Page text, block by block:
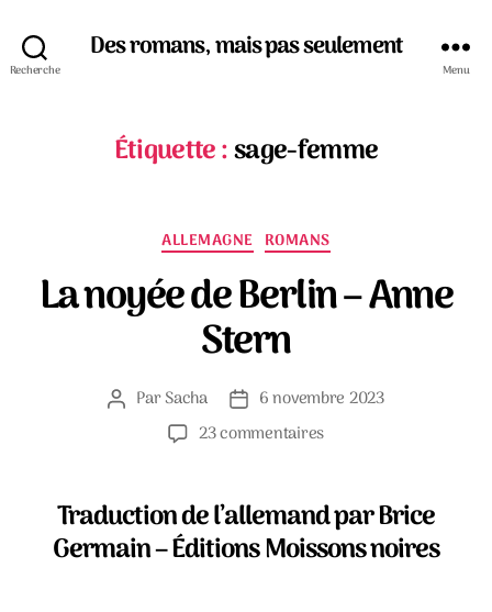
Recherche
Des romans, mais pas seulement
Menu
Étiquette :sage-femme
Catégories
ALLEMAGNE ROMANS
La noyée de Berlin – Anne
Stern
Auteur
ParSacha
Date
de
l’article
6 novembre 2023
23 commentairessur
de
Berlin
–
Traduction de l’allemand par Brice
Germain – Éditions Moissons noires